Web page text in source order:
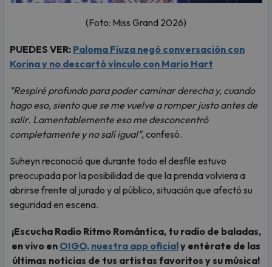
(Foto: Miss Grand 2026)
PUEDES VER: Paloma Fiuza negó conversación con
Korina y no descartó vínculo con Mario Hart
"Respiré profundo para poder caminar derecha y, cuando
hago eso, siento que se me vuelve a romper justo antes de
salir. Lamentablemente eso me desconcentró
completamente y no salí igual", confesó.
Suheyn reconoció que durante todo el desfile estuvo
preocupada por la posibilidad de que la prenda volviera a
abrirse frente al jurado y al público, situación que afectó su
seguridad en escena.
¡Escucha Radio Ritmo Romántica, tu radio de baladas,
en vivo en OIGO, nuestra app oficialy entérate de las
últimas noticias de tus artistas favoritos y su música!